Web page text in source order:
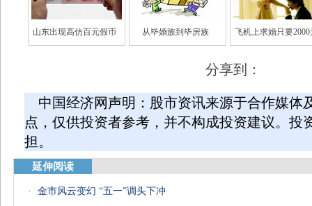
山东出现高仿百元假币 从毕婚族到毕房族 飞机上求婚只要2000
分享到：
中国经济网声明：股市资讯来源于合作媒体
点，仅供投资者参考，并不构成投资建议。投
担。
延伸阅读
·
金市风云变幻 “五一”调头下冲